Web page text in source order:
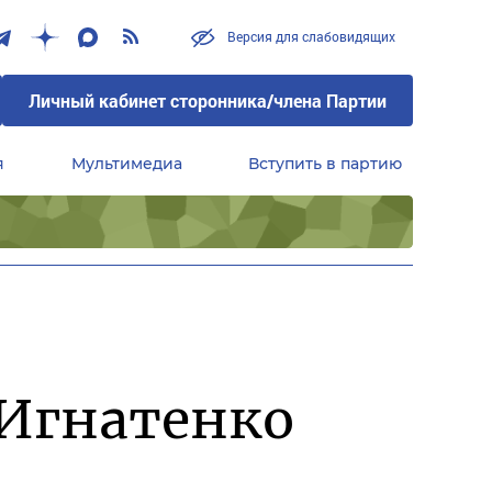
Версия для слабовидящих
Личный кабинет сторонника/члена Партии
Мультимедиа Вступить в партию